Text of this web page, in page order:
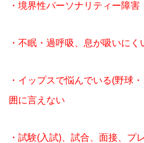
・境界性パーソナリティー障害
・不眠・過呼吸、息が吸いに
・イップスで悩んでいる(野球
囲に言えない
・試験(入試)、試合、面接、プ